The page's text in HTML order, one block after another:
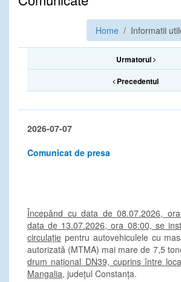
Home / Informatii
Urmatorul
Precedentul
2026-07-07
Comunicat de presa
Începând cu data de 08.07.2026,
data de 13.07.2026, ora 08:00, se
circulație pentru autovehiculele cu
autorizată (MTMA) mai mare de 7,5
drum național DN39, cuprins între
Mangalia, județul Constanța.